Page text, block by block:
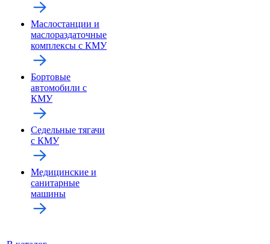
Маслостанции и
маслораздаточные
комплексы с КМУ
Бортовые
автомобили с
КМУ
Седельные тягачи
с КМУ
Медицинские и
санитарные
машины